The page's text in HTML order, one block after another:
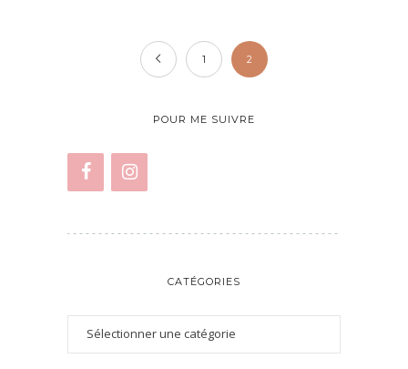
1 2
POUR ME SUIVRE
CATÉGORIES